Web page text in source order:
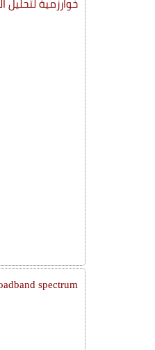
خوارزمية لتحليل
spectrum